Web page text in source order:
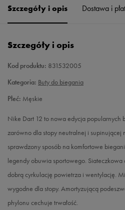
42,5 27 cm
43
44 28 cm
44,5
45 29 cm
45,5 29,5 cm
Szczegóły i opis Dostawa i
Szczegóły i opis
Kod produktu: 831532005
Kategoria: Buty do biegania
Płeć: Męskie
Nike Dart 12 to nowa edycja popularnych
zarówno dla stopy neutralnej i supinującej
sprawdzony sposób na komfortowe
legendy obuwia sportowego.
dobrą cyrkulację powietrza i wentylację.
wygodne dla stopy. Amortyzującą
phylonu cechuje trwałość.